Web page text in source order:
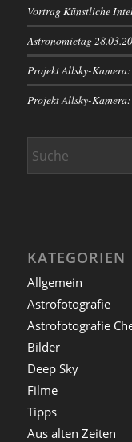
Vortrag Künstliche
Astronomietag
Projekt Allsky-
Projekt Allsky-
KATEGORIEN
Allgemein
Astrofotografie
Astrofotografie
Bilder
Deep Sky
Filme
Tipps
Aus alten Zeiten